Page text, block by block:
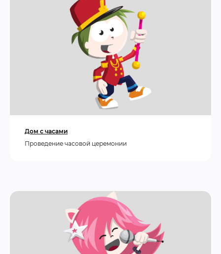
Дом с часами
Проведение часовой церемонии